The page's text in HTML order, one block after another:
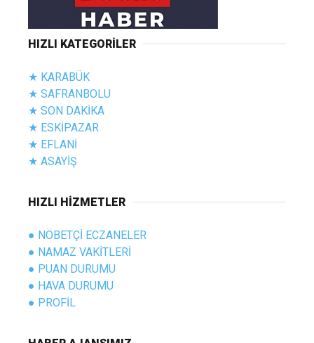
HIZLI KATEGORİLER
★ KARABÜK
★ SAFRANBOLU
★ SON DAKİKA
★ ESKİPAZAR
★ EFLANİ
★ ASAYİŞ
HIZLI HİZMETLER
● NÖBETÇİ ECZANELER
● NAMAZ VAKİTLERİ
● PUAN DURUMU
● HAVA DURUMU
● PROFİL